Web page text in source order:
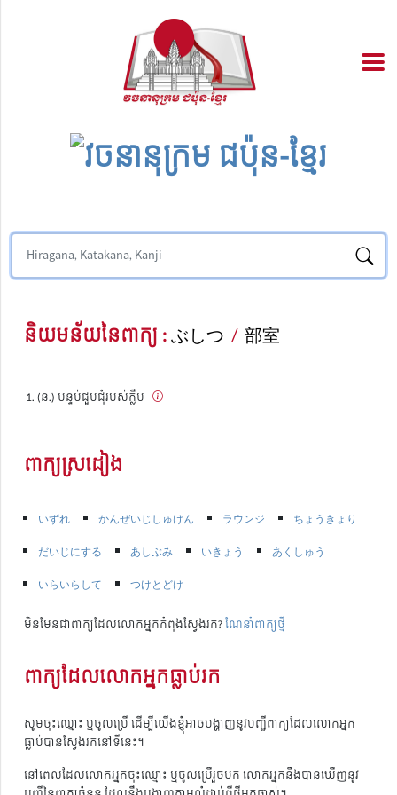
និយមន័យនៃពាក្យ :ぶしつ / 部室
(ន.) បន្ទប់ជួបជុំរបស់ក្លឹប
ពាក្យស្រដៀង
いずれ かんぜいじしゅけん ラウンジ
ちょうきょり
だいじにする
あしぶみ いきょう
あくしゅう
いらいらして
つけとどけ
មិនមែនជាពាក្យដែលលោកអ្នកកំពុងស្វែងរក?ណែនាំពាក្យថ្មី
ពាក្យដែលលោកអ្នកធ្លាប់រក
សូមចុះឈ្មោះ ឬចូលប្រើ ដើម្បីយើងខ្ញុំអាចបង្ហាញនូវបញ្ជីពាក្យដែលលោកអ្នក
ធ្លាប់បានស្វែងរកនៅទីនេះ។
នៅពេលដែលលោកអ្នកចុះឈ្មោះ ឬចូលប្រើរួចមក លោកអ្នកនឹងបានឃើញនូវ